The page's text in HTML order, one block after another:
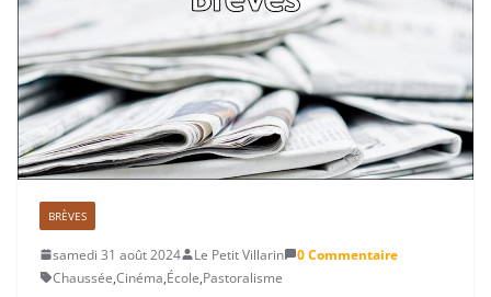
BRÈVES
samedi 31 août 2024 Le Petit Villarin
0 Commentaire
Chaussée,Cinéma,École,Pastoralisme